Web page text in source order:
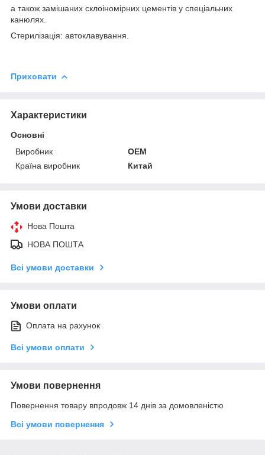
а також замішаних склоіномірних цементів у спеціальних
канюлях.
Стерилізація: автоклавування.
Приховати
Характеристики
Основні
Виробник
OEM
Країна виробник
Китай
Умови доставки
Нова Пошта
НОВА ПОШТА
Всі умови доставки
Умови оплати
Оплата на рахунок
Всі умови оплати
Умови повернення
Повернення товару впродовж 14 днів за домовленістю
Всі умови повернення